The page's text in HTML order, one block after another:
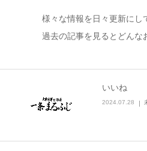
様々な情報を日々更新にし
過去の記事を見るとどんな
いいね
2024.07.28
採用情報